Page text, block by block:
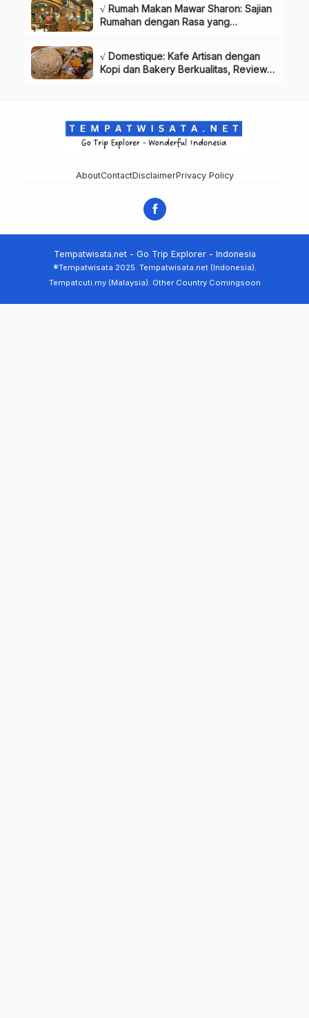
√ Rumah Makan Mawar Sharon: Sajian
Rumahan dengan Rasa yang
√ Domestique: Kafe Artisan dengan
Kopi dan Bakery Berkualitas, Review
AboutContactDisclaimerPrivacy Policy
Tempatwisata.net - Go Trip Explorer - Indonesia
®Tempatwisata 2025. Tempatwisata.net (Indonesia).
Tempatcuti.my (Malaysia). Other Country Comingsoon